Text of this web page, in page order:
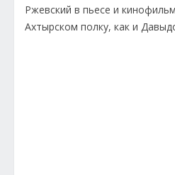
Ржевский в пьесе и
Ахтырском полку, как и